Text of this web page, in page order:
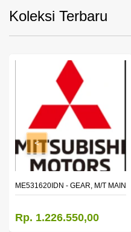
Koleksi Terbaru
2ND SPEED (M035S5)
ME531620IDN - GEAR, M/T MAIN
Rp. 1.226.550,00
<